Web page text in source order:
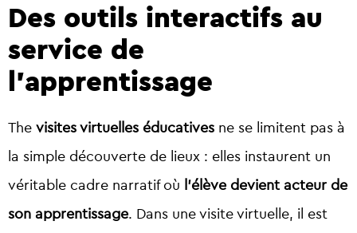
Des outils interactifs au
service de
l’apprentissage
The visites virtuelles éducatives ne se limitent pas à
la simple découverte de lieux : elles instaurent un
véritable cadre narratif où l’élève devient acteur de
son apprentissage. Dans une visite virtuelle, il est